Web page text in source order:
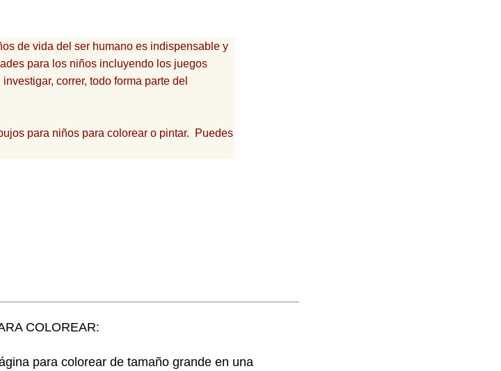
de vida del ser humano es indispensable y
para los niños incluyendo los juegos
correr, todo forma parte del
para niños para colorear o pintar. Puedes
COLOREAR:
para colorear de tamaño grande en una